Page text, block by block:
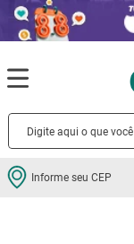
Informe seu CEP